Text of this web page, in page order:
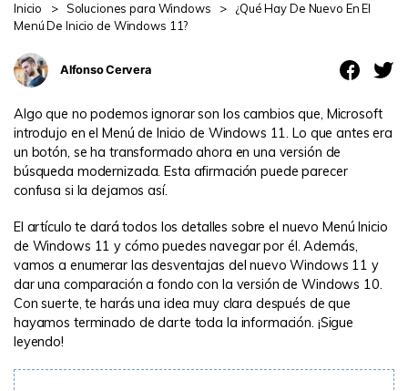
Recoverit Gratis
Otros Productos
UBackit - Respaldar Datos
Inicio > Soluciones para Windows >
¿Qué Hay De Nuevo En El
Menú De Inicio de Windows 11?
Alfonso Cervera
Algo que no podemos ignorar son los cambios que, Microsoft
introdujo en el Menú de Inicio de Windows 11. Lo que antes era
un botón, se ha transformado ahora en una versión de
búsqueda modernizada. Esta afirmación puede parecer
confusa si la dejamos así.
El artículo te dará todos los detalles sobre el nuevo Menú Inicio
de Windows 11 y cómo puedes navegar por él. Además,
vamos a enumerar las desventajas del nuevo Windows 11 y
dar una comparación a fondo con la versión de Windows 10.
Con suerte, te harás una idea muy clara después de que
hayamos terminado de darte toda la información. ¡Sigue
leyendo!